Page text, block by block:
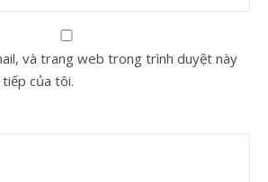
và trang web trong trình duyệt này
tiếp của tôi.